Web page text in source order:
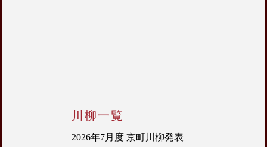
川柳一覧
2026年7月度 京町川柳発表